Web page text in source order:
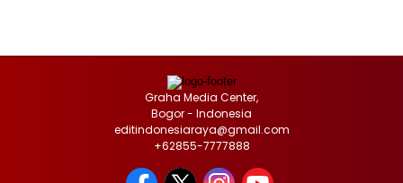
Graha Media Center,
Bogor - Indonesia
editindonesiaraya@gmail.com
+62855-7777888